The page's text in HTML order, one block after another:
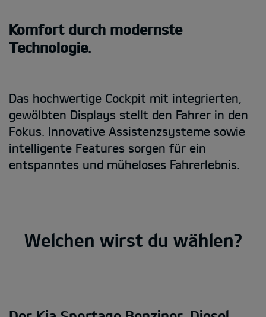
Komfort durch modernste
Technologie.
Das hochwertige Cockpit mit integrierten,
gewölbten Displays stellt den Fahrer in den
Fokus. Innovative Assistenzsysteme sowie
intelligente Features sorgen für ein
entspanntes und müheloses Fahrerlebnis.
Welchen wirst du wählen?